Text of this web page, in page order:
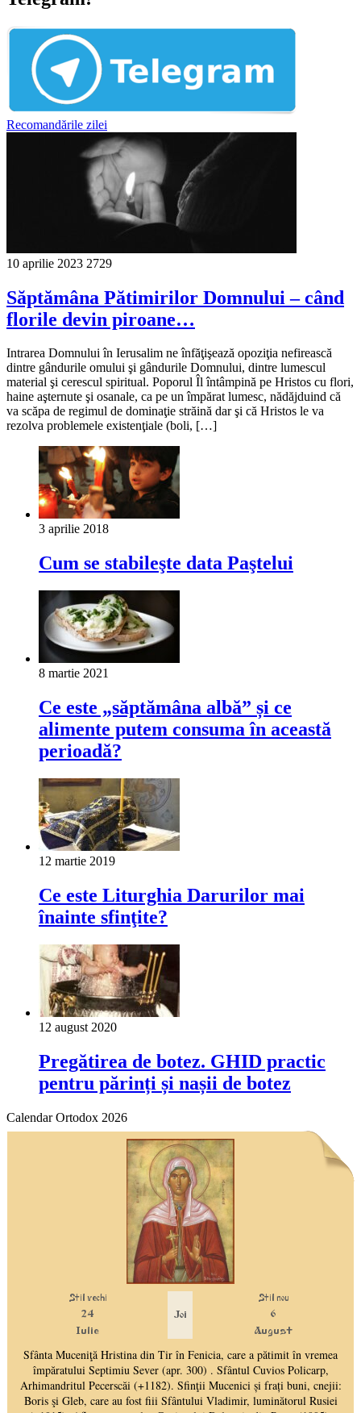
Recomandările zilei
10 aprilie 2023 2729
Săptămâna Pătimirilor Domnului – când
florile devin piroane…
Intrarea Domnului în Ierusalim ne înfăţişează opoziţia nefirească
dintre gândurile omului şi gândurile Domnului, dintre lumescul
material şi cerescul spiritual. Poporul Îl întâmpină pe Hristos cu flori,
haine aşternute şi osanale, ca pe un împărat lumesc, nădăjduind că
va scăpa de regimul de dominaţie străină dar şi că Hristos le va
rezolva problemele existenţiale (boli, […]
3 aprilie 2018
Cum se stabileşte data Paştelui
8 martie 2021
Ce este „săptămâna albă” și ce
alimente putem consuma în această
perioadă?
12 martie 2019
Ce este Liturghia Darurilor mai
înainte sfinţite?
12 august 2020
Pregătirea de botez. GHID practic
pentru părinți și nașii de botez
Calendar Ortodox 2026